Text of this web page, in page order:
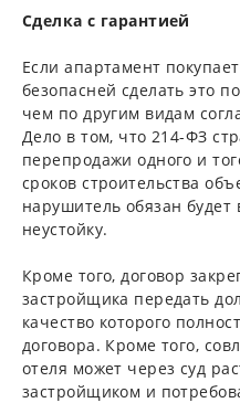
Сделка с гарантией
Если апартамент
безопасней сделать это
чем по другим видам
Дело в том, что 214-ФЗ
перепродажи одного и
сроков строительства
нарушитель обязан
неустойку.
Кроме того, договор
застройщика передать
качество которого
договора. Кроме того,
отеля может через суд
застройщиком и